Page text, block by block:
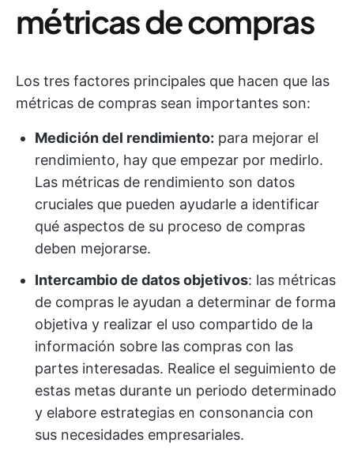
métricas de compras
Los tres factores principales que hacen que las
métricas de compras sean importantes son:
Medición del rendimiento: para mejorar el
rendimiento, hay que empezar por medirlo.
Las métricas de rendimiento son datos
cruciales que pueden ayudarle a identificar
qué aspectos de su proceso de compras
deben mejorarse.
Intercambio de datos objetivos: las métricas
de compras le ayudan a determinar de forma
objetiva y realizar el uso compartido de la
información sobre las compras con las
partes interesadas. Realice el seguimiento de
estas metas durante un periodo determinado
y elabore estrategias en consonancia con
sus necesidades empresariales.